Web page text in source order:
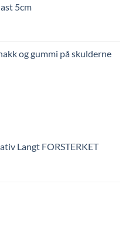
19,40
5cm
og gummi på skulderne
Langt FORSTERKET